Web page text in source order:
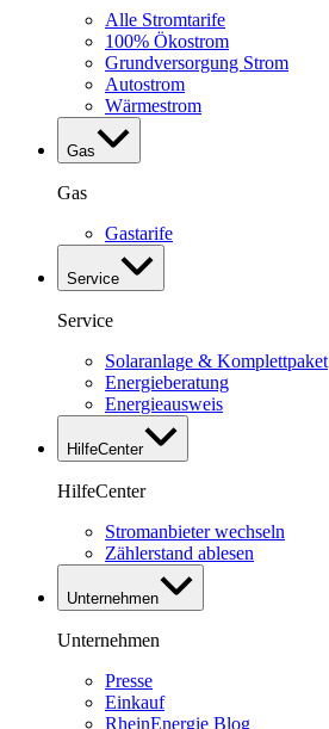
Alle Stromtarife
100% Ökostrom
Grundversorgung Strom
Autostrom
Wärmestrom
Gas
Gas
Gastarife
Service
Service
Solaranlage & Komplettpaket
Energieberatung
Energieausweis
HilfeCenter
HilfeCenter
Stromanbieter wechseln
Zählerstand ablesen
Unternehmen
Unternehmen
Presse
Einkauf
RheinEnergie Blog